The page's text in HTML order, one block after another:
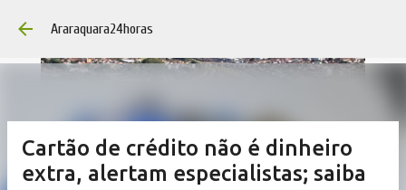
Araraquara24horas
Cartão de crédito não é dinheiro
extra, alertam especialistas; saiba